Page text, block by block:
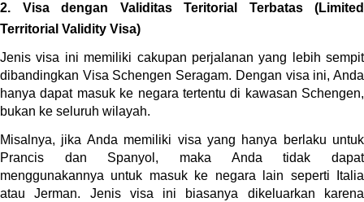
2. Visa dengan Validitas Teritorial Terbatas (Limited
Territorial Validity Visa)
Jenis visa ini memiliki cakupan perjalanan yang lebih sempit
dibandingkan Visa Schengen Seragam. Dengan visa ini, Anda
hanya dapat masuk ke negara tertentu di kawasan Schengen,
bukan ke seluruh wilayah.
Misalnya, jika Anda memiliki visa yang hanya berlaku untuk
Prancis dan Spanyol, maka Anda tidak dapat
menggunakannya untuk masuk ke negara lain seperti Italia
atau Jerman. Jenis visa ini biasanya dikeluarkan karena